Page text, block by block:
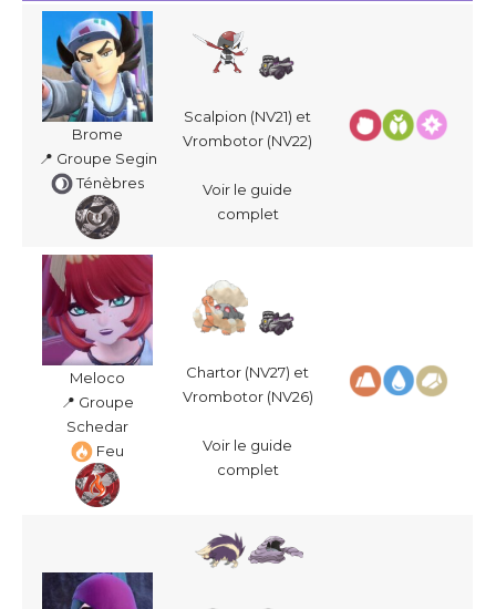
Brome
📍 Groupe Segin
Ténèbres
Scalpion (NV21) et
Vrombotor (NV22)
Voir le guide
complet
Meloco
📍 Groupe
Schedar
Feu
Chartor (NV27) et
Vrombotor (NV26)
Voir le guide
complet